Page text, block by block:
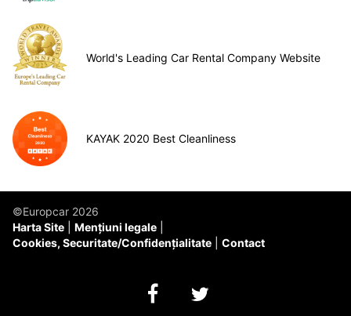
World's Leading Car Rental Company Website
KAYAK 2020 Best Cleanliness
©Europcar 2026
Harta Site
Mențiuni legale
Cookies, Securitate/Confidențialitate
Contact